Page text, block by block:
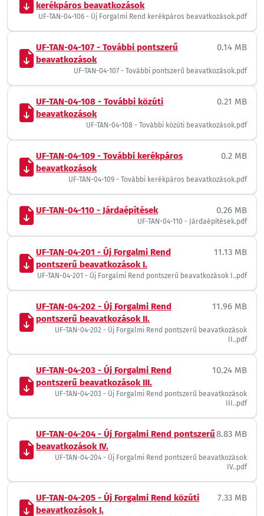
kerékpáros beavatkozások
UF-TAN-04-106 - Új Forgalmi Rend kerékpáros beavatkozások.pdf
UF-TAN-04-107 - További pontszerű
beavatkozások
0.14 MB
UF-TAN-04-107 - További pontszerű beavatkozások.pdf
UF-TAN-04-108 - További közúti
beavatkozások
0.21 MB
UF-TAN-04-108 - További közúti beavatkozások.pdf
UF-TAN-04-109 - További kerékpáros
beavatkozások
0.2 MB
UF-TAN-04-109 - További kerékpáros beavatkozások.pdf
UF-TAN-04-110 - Járdaépítések 0.26 MB
UF-TAN-04-110 - Járdaépítések.pdf
UF-TAN-04-201 - Új Forgalmi Rend
pontszerű beavatkozások I.
11.13 MB
UF-TAN-04-201 - Új Forgalmi Rend pontszerű beavatkozások I..pdf
UF-TAN-04-202 - Új Forgalmi Rend
pontszerű beavatkozások II.
11.96 MB
UF-TAN-04-202 - Új Forgalmi Rend pontszerű beavatkozások
II..pdf
UF-TAN-04-203 - Új Forgalmi Rend
pontszerű beavatkozások III.
10.24 MB
UF-TAN-04-203 - Új Forgalmi Rend pontszerű beavatkozások
III..pdf
UF-TAN-04-204 - Új Forgalmi Rend pontszerű
beavatkozások IV.
8.83 MB
UF-TAN-04-204 - Új Forgalmi Rend pontszerű beavatkozások
IV..pdf
UF-TAN-04-205 - Új Forgalmi Rend közúti
beavatkozások I.
7.33 MB